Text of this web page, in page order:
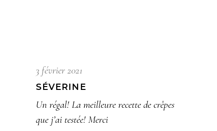
3 février 2021
SÉVERINE
Un régal! La meilleure recette de crêpes
que j’ai testée! Merci